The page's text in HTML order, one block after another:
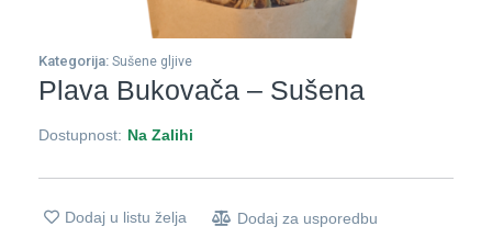
Kategorija: Sušene gljive
Plava Bukovača – Sušena
Dostupnost: Na Zalihi
Dodaj u listu želja Dodaj za usporedbu